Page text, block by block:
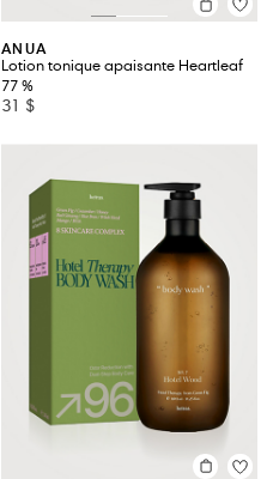
ANUA
Lotion tonique apaisante Heartleaf
77 %
31 $